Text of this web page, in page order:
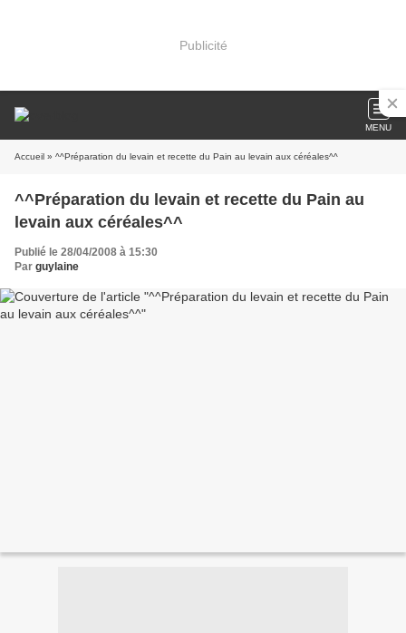
Publicité
MENU
Accueil » ^^Préparation du levain et recette du Pain au levain aux céréales^^
^^Préparation du levain et recette du Pain au
levain aux céréales^^
Publié le 28/04/2008 à 15:30
Par guylaine